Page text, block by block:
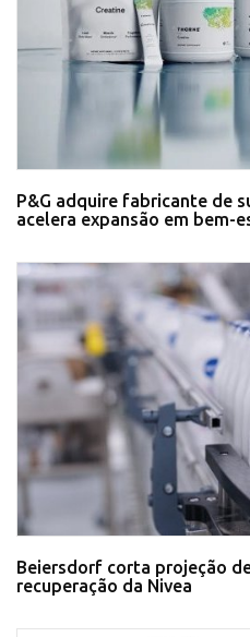
P&G adquire fabricante de
acelera expansão em bem-
Beiersdorf corta projeção
recuperação da Nivea